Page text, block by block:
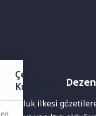
ilkesi
Çerez
Kullanımı